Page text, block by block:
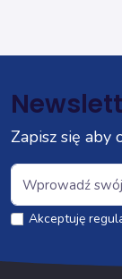
Zapisz się aby
Akceptuję